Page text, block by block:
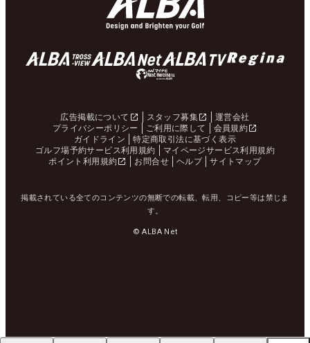
広告掲載について スタッフ募集
運営会社
プライバシーポリシー
ご利用に際して
会員規約
ガイドライン
特定商取引法に基づく表示
ゴルフ場予約サービス利用規約
マイページサービス利用規約
ポイント利用規約
お問合せ ヘルプ サイトマップ
掲載されている全てのコンテンツの無断での転載、転用、コピー等は禁じま
す。
© ALBA Net